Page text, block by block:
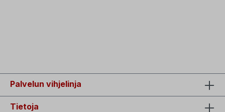
Palvelun vihjelinja
Tietoja